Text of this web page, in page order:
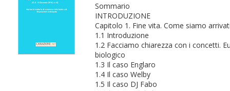
Sommario
INTRODUZIONE
Capitolo 1. Fine vita. Come siamo
1.1 Introduzione
1.2 Facciamo chiarezza con i concetti.
biologico
1.3 Il caso Englaro
1.4 Il caso Welby
1.5 Il caso DJ Fabo